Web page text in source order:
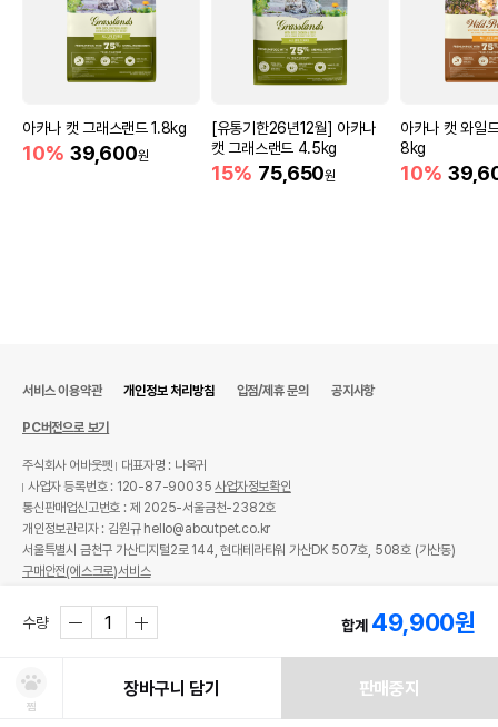
아카나 캣 그래스랜드 1.8kg
10% 39,600원
[유통기한26년12월] 아카나
캣 그래스랜드 4.5kg
15% 75,650원
아카나 캣 와일
8kg
10%
수량 합계 49,900원
찜
장바구니 담기 판매중지
서비스 이용약관 개인정보 처리방침 입점/제휴 문의 공지사항
PC버전으로 보기
주식회사 어바웃펫
대표자명 : 나옥귀
사업자 등록번호 : 120-87-90035사업자정보확인
통신판매업신고번호 : 제 2025-서울금천-2382호
개인정보관리자 : 김원규 hello@aboutpet.co.kr
서울특별시 금천구 가산디지털2로 144, 현대테라타워 가산DK 507호, 508호 (가산동)
구매안전(에스크로)서비스